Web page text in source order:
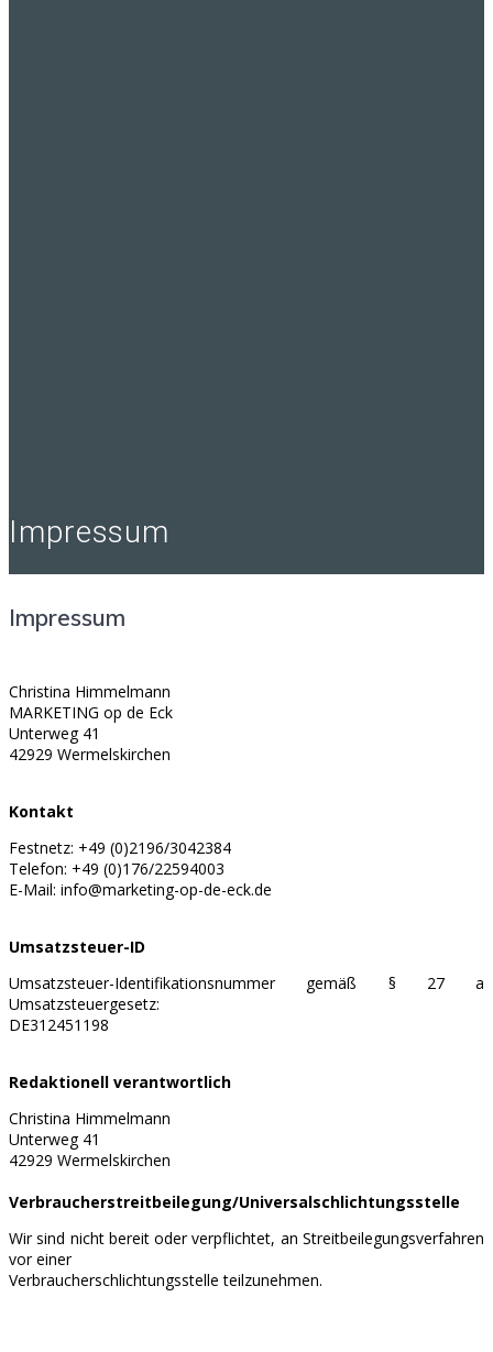
Impressum
Impressum
Christina Himmelmann
MARKETING op de Eck
Unterweg 41
42929 Wermelskirchen
Kontakt
Festnetz: +49 (0)2196/3042384
Telefon: +49 (0)176/22594003
E-Mail: info@marketing-op-de-eck.de
Umsatzsteuer-ID
Umsatzsteuer-Identifikationsnummer gemäß § 27 a
Umsatzsteuergesetz:
DE312451198
Redaktionell verantwortlich
Christina Himmelmann
Unterweg 41
42929 Wermelskirchen
Verbraucherstreitbeilegung/Universalschlichtungsstelle
Wir sind nicht bereit oder verpflichtet, an Streitbeilegungsverfahren
vor einer
Verbraucherschlichtungsstelle teilzunehmen.